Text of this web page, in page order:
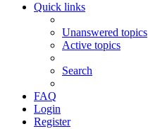
Quick links
Unanswered topics
Active topics
Search
FAQ
Login
Register